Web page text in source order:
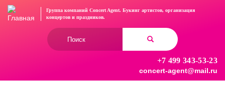
Перейти
Группа компаний Concert Agent. Букинг артистов, организация
концертови праздников.
+7 499 343-53-23
concert-agent@mail.ru